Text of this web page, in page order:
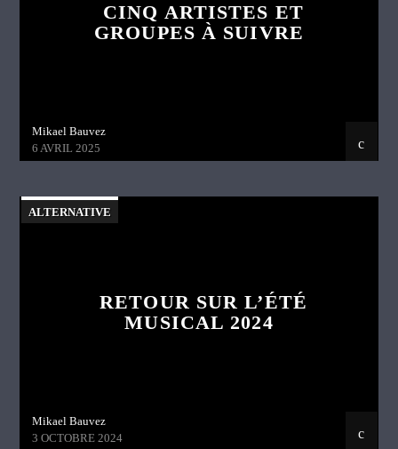
CINQ ARTISTES ET
GROUPES À SUIVRE
Mikael Bauvez
6 AVRIL 2025
ALTERNATIVE
RETOUR SUR L’ÉTÉ
MUSICAL 2024
Mikael Bauvez
3 OCTOBRE 2024